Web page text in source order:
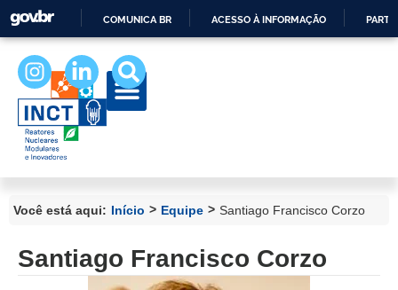
COMUNICA BR ACESSO À INFORMAÇÃO
Você está aqui: Início > Equipe > Santiago Francisco Corzo
Santiago Francisco Corzo